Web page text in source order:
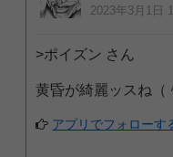
2023年3月1日
>ポイズン さん
黄昏が綺麗ッスね（
アプリでフォローす